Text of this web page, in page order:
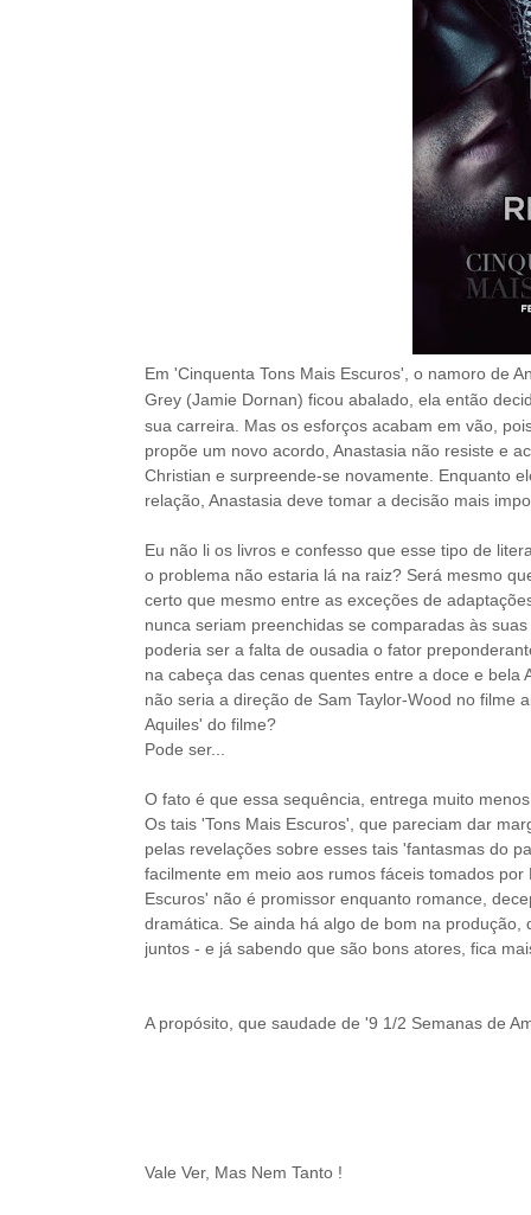
Em 'Cinquenta Tons Mais Escuros', o namoro de
Grey (Jamie Dornan) ficou abalado, ela então
sua carreira.
Mas os esforços acabam em vão,
propõe um novo acordo, Anastasia não resiste e
Christian e surpreende-se novamente. Enquanto
relação, Anastasia deve tomar a decisão mais
Eu não li os livros e confesso que esse tipo de
o problema não estaria lá na raiz? Será mesmo
certo que mesmo entre as exceções de
nunca seriam preenchidas se comparadas às
poderia ser a falta de ousadia o fator
na cabeça das cenas quentes entre a doce e bela
não seria a direção de Sam Taylor-Wood no filme
Aquiles' do filme?
Pode ser...
O fato é que essa sequência, entrega muito
Os tais 'Tons Mais Escuros', que pareciam dar
pelas revelações sobre esses tais 'fantasmas do
facilmente em meio aos rumos fáceis tomados
Escuros' não é promissor enquanto romance,
dramática. Se ainda há algo de bom na
juntos - e já sabendo que são bons atores, fica
A propósito, que saudade de '9 1/2 Semanas de
Vale Ver, Mas Nem Tanto !